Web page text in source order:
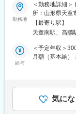
環境を整備して
なお、仮に転居
自己負担とな
す。
■キャリアパス
メンバー→主任
アップできる環
■同社の安定性
■業務内容：
ドコモショップ
お客様のお困
お仕事です。ノ
ご安心ください
■業務詳細：
・スマホや携帯
・料金プランの
・新規契約や機
勤務地
＜勤務地詳細
所：山形県天童市芳賀タ
動喫煙対策：
【最寄り駅】
天童南駅、高擶
給与
＜予定年収＞
月額（基本給
も目安の金額
月給(月額)は固
気に